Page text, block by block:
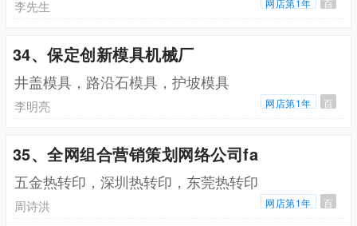
李先生 网店第1年 百
34、保定创新模具机械厂
井盖模具，路沿石模具，护坡模具
李明亮 网店第1年 百
35、全网组合营销策划网络公司fa
五金热转印，深圳热转印，东莞热转印
周诗洪 网店第1年 百